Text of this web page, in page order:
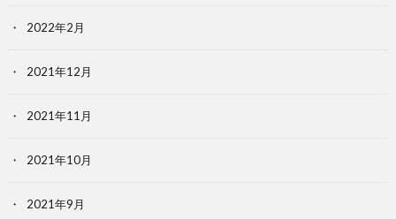
2022年2月
2021年12月
2021年11月
2021年10月
2021年9月